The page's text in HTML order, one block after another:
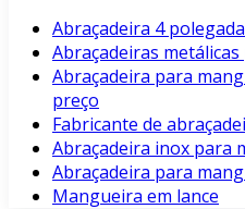
Abraçadeira 4
Abraçadeiras
Abraçadeira para
preço
Fabricante de
Abraçadeira inox para
Abraçadeira para
Mangueira em lance